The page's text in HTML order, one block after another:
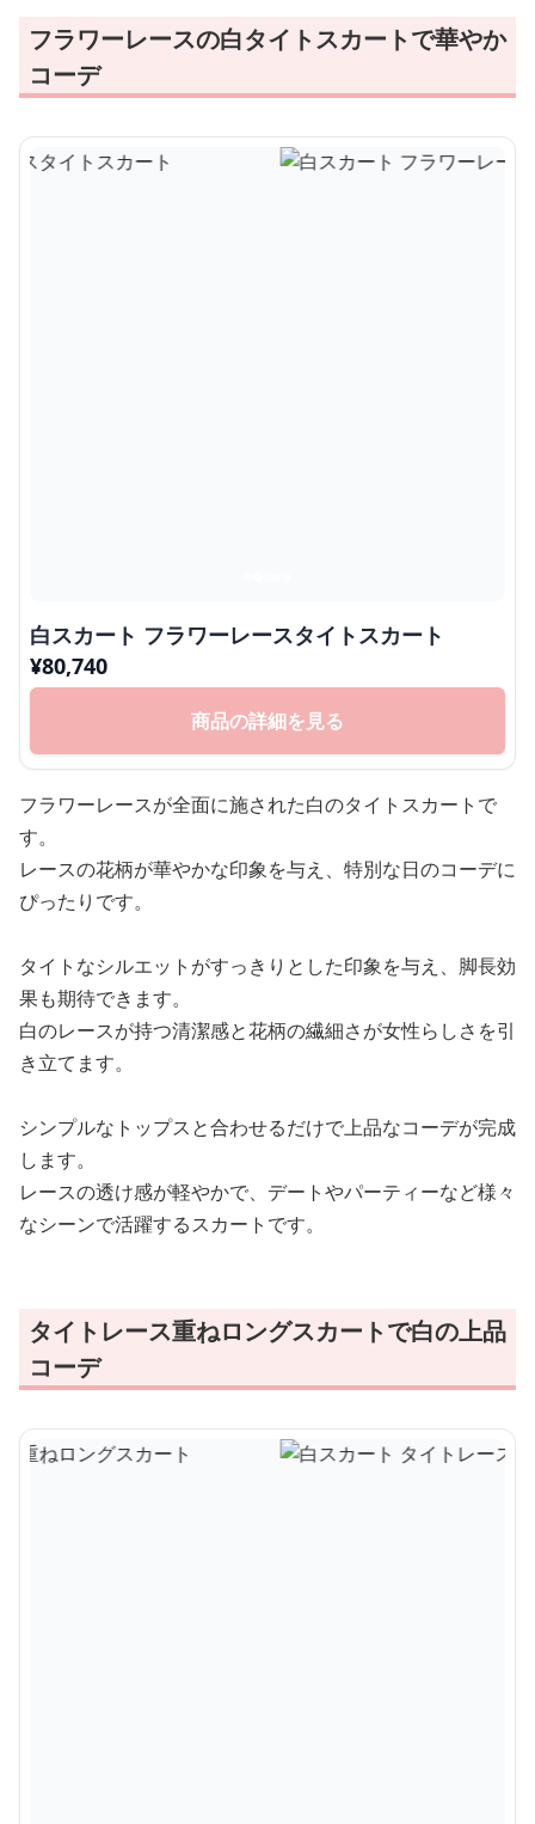
フラワーレースの白タイトスカートで華やか
コーデ
白スカート フラワーレースタイトスカート
¥80,740
商品の詳細を見る
フラワーレースが全面に施された白のタイトスカートで
す。
レースの花柄が華やかな印象を与え、特別な日のコーデに
ぴったりです。
タイトなシルエットがすっきりとした印象を与え、脚長効
果も期待できます。
白のレースが持つ清潔感と花柄の繊細さが女性らしさを引
き立てます。
シンプルなトップスと合わせるだけで上品なコーデが完成
します。
レースの透け感が軽やかで、デートやパーティーなど様々
なシーンで活躍するスカートです。
タイトレース重ねロングスカートで白の上品
コーデ